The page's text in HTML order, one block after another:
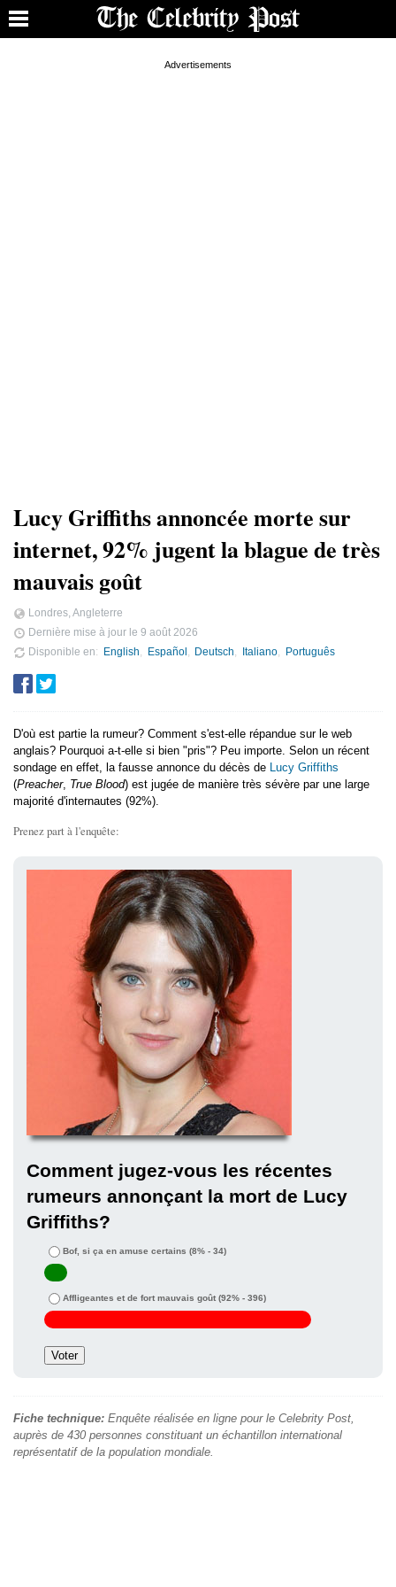
Lucy Griffiths annoncée morte sur
internet, 92% jugent la blague de très
mauvais goût
Londres, Angleterre
Dernière mise à jour le 9 août 2026
Disponible en
English Español Deutsch Italiano Português
D'où est partie la rumeur? Comment s'est-elle répandue sur le web
anglais? Pourquoi a-t-elle si bien "pris"? Peu importe. Selon un récent
sondage en effet, la fausse annonce du décès de Lucy Griffiths
(Preacher, True Blood) est jugée de manière très sévère par une large
majorité d'internautes (92%).
Prenez part à l'enquête:
Comment jugez-vous les récentes
rumeurs annonçant la mort de Lucy
Griffiths?
Bof, si ça en amuse certains (8% - 34)
Affligeantes et de fort mauvais goût(92% - 396)
Fiche technique: Enquête réalisée en ligne pour le Celebrity Post,
auprès de 430 personnes constituant un échantillon international
représentatif de la population mondiale.